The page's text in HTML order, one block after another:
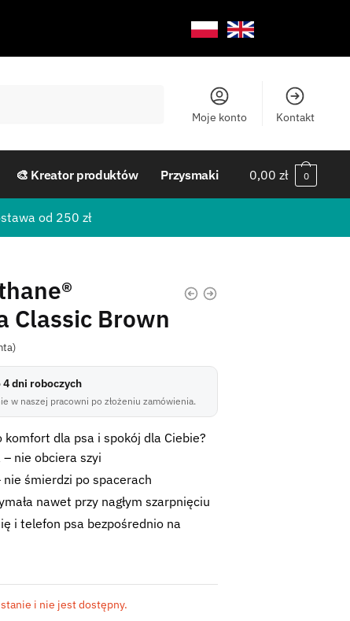
Moje konto Kontakt
🎨 Kreator produktów Przysmaki 0,00zł 0
od 250 zł
Classic Brown
dni roboczych
w naszej pracowni po złożeniu zamówienia.
dla psa i spokój dla Ciebie?
nie obciera szyi
nie śmierdzi po spacerach
nawet przy nagłym szarpnięciu
i telefon psa bezpośrednio na
i nie jest dostępny.